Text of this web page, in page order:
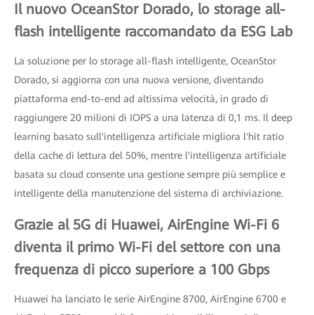
Il nuovo OceanStor Dorado, lo storage all-
flash intelligente raccomandato da ESG Lab
La soluzione per lo storage all-flash intelligente, OceanStor
Dorado, si aggiorna con una nuova versione, diventando
piattaforma end-to-end ad altissima velocità, in grado di
raggiungere 20 milioni di IOPS a una latenza di 0,1 ms. Il deep
learning basato sull'intelligenza artificiale migliora l'hit ratio
della cache di lettura del 50%, mentre l'intelligenza artificiale
basata su cloud consente una gestione sempre più semplice e
intelligente della manutenzione del sistema di archiviazione.
Grazie al 5G di Huawei, AirEngine Wi-Fi 6
diventa il primo Wi-Fi del settore con una
frequenza di picco superiore a 100 Gbps
Huawei ha lanciato le serie AirEngine 8700, AirEngine 6700 e